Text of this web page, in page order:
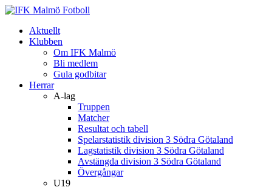
Aktuellt
Klubben
Om IFK Malmö
Bli medlem
Gula godbitar
Herrar
A-lag
Truppen
Matcher
Resultat och tabell
Spelarstatistik division 3 Södra Götaland
Lagstatistik division 3 Södra Götaland
Avstängda division 3 Södra Götaland
Övergångar
U19